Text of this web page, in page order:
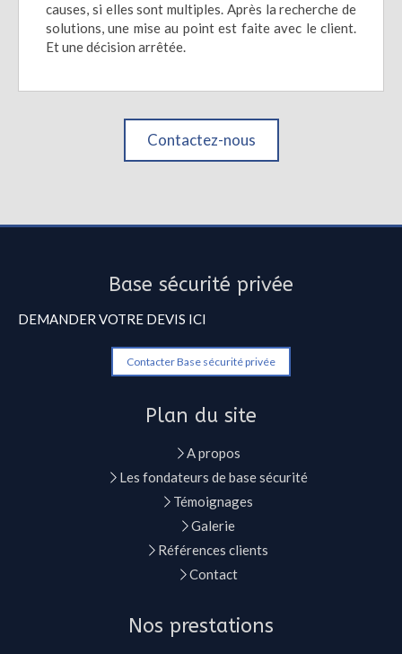
causes, si elles sont multiples. Après la recherche de
solutions, une mise au point est faite avec le client.
Et une décision arrêtée.
Contactez-nous
Base sécurité privée
DEMANDER VOTRE DEVIS ICI
Contacter Base sécurité privée
Plan du site
A propos
Les fondateurs de base sécurité
Témoignages
Galerie
Références clients
Contact
Nos prestations